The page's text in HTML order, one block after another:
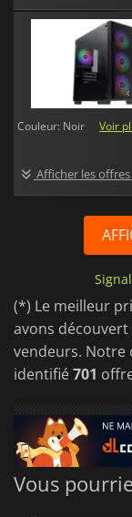
Couleur: Noir Voir
Afficher les
(*) Le meilleur
avons
vendeurs. Notre
identifié701
Vous